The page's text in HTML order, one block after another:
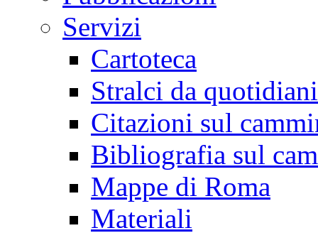
Servizi
Cartoteca
Stralci da
Citazioni sul
Bibliografia sul
Mappe di Roma
Materiali